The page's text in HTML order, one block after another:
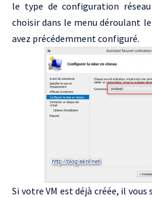
le type de configuration
choisir dans le menu déroulant
avez précédemment configuré.
Si votre VM est déjà créée, il